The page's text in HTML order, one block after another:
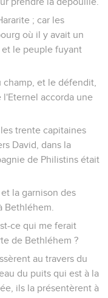
; car les
où il y avait un
le peuple fuyant
et le défendit,
accorda une
trente capitaines
David, dans la
de Philistins était
la garnison des
Bethléhem.
ce qui me ferait
de Bethléhem ?
au travers du
du puits qui est à la
ils la présentèrent à